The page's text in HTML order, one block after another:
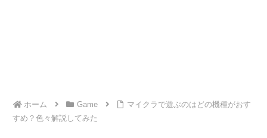
ホーム Game
マイクラで遊ぶのはどの機種がおす
すめ？色々解説してみた